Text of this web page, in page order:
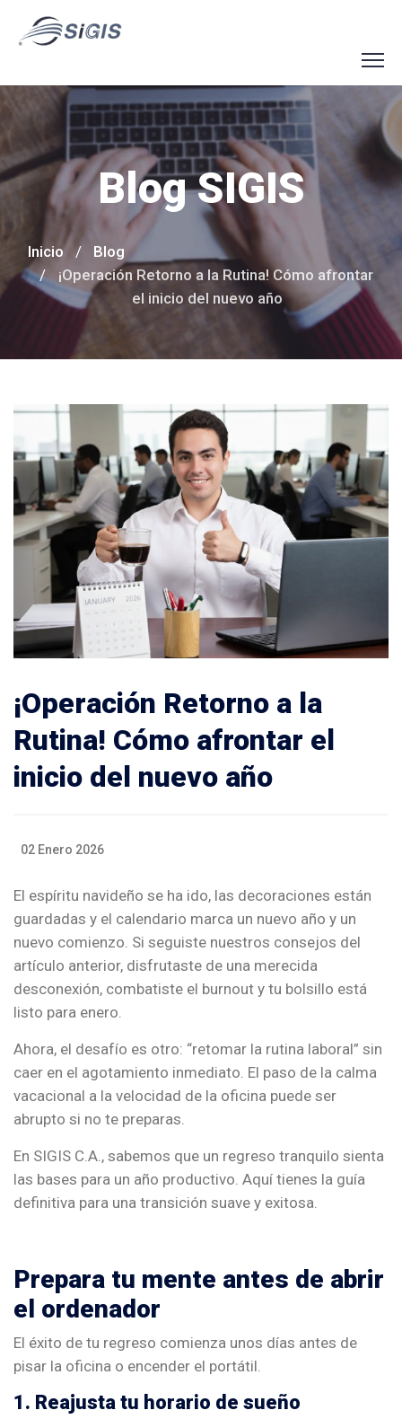
Blog SIGIS
Inicio
Blog
¡Operación Retorno a la Rutina! Cómo afrontar
el inicio del nuevo año
¡Operación Retorno a la
Rutina! Cómo afrontar el
inicio del nuevo año
02 Enero 2026
El espíritu navideño se ha ido, las decoraciones están
guardadas y el calendario marca un nuevo año y un
nuevo comienzo. Si seguiste nuestros consejos del
artículo anterior, disfrutaste de una merecida
desconexión, combatiste el burnout y tu bolsillo está
listo para enero.
Ahora, el desafío es otro: “retomar la rutina laboral” sin
caer en el agotamiento inmediato. El paso de la calma
vacacional a la velocidad de la oficina puede ser
abrupto si no te preparas.
En SIGIS C.A., sabemos que un regreso tranquilo sienta
las bases para un año productivo. Aquí tienes la guía
definitiva para una transición suave y exitosa.
Prepara tu mente antes de abrir
el ordenador
El éxito de tu regreso comienza unos días antes de
pisar la oficina o encender el portátil.
1. Reajusta tu horario de sueño